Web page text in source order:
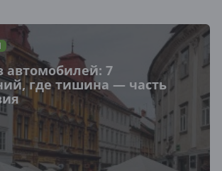
автомобилей: 7
где тишина — часть